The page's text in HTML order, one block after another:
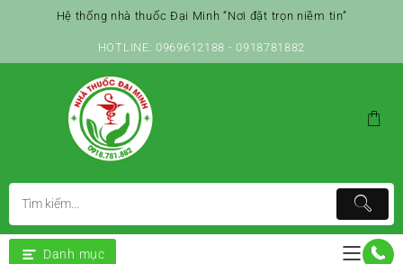
Hệ thống nhà thuốc Đại Minh “Nơi đặt trọn niềm tin”
HOTLINE: 0969612188 - 0918781882
Danh mục